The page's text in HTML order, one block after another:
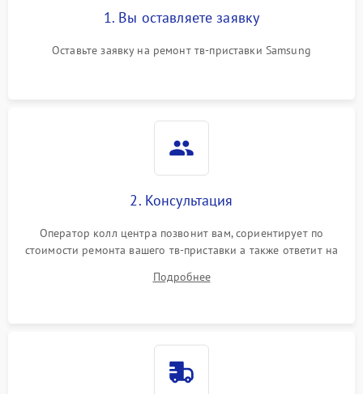
1. Вы оставляете заявку
Оставьте заявку на ремонт тв-приставки Samsung
2. Консультация
Оператор колл центра позвонит вам, сориентирует по
стоимости ремонта вашего тв-приставки а также ответит на
Подробнее